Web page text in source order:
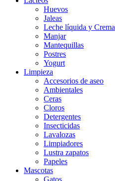
Huevos
Jaleas
Leche líquida y Crema
Manjar
Mantequillas
Postres
Yogurt
Limpieza
Accesorios de aseo
Ambientales
Ceras
Cloros
Detergentes
Insecticidas
Lavalozas
Limpiadores
Lustra zapatos
Papeles
Mascotas
Gatos